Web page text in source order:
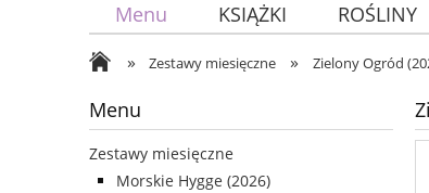
Menu KSIĄŻKI ROŚLINY
JESIEŃ
ZWIERZĘTA O
KALENDARZE
DO
Diavolicious
» Zestawy miesięczne » Zielony Ogród
Menu
Zestawy miesięczne
Morskie Hygge (2026)